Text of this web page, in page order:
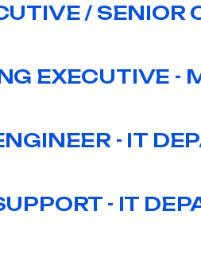
/ SENIOR
EXECUTIVE -
- IT
- IT